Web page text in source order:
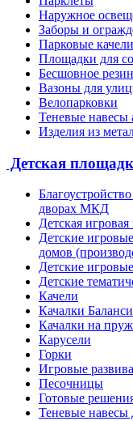
Наружное
Заборы и
Парковые качели
Площадки для
Бесшовное
Вазоны для
Велопарковки
Теневые навесы
Изделия из
Детская
дворах МКД
Детская
Детские
домов
Детские
Детские
Качели
Качалки
Качалки на
Карусели
Горки
Игровые
Песочницы
Готовые
Теневые навесы